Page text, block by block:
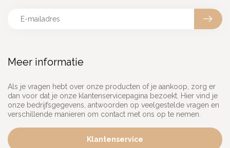
Meer informatie
Als je vragen hebt over onze producten of je aankoop, zorg er
dan voor dat je onze klantenservicepagina bezoekt. Hier vind je
onze bedrijfsgegevens, antwoorden op veelgestelde vragen en
verschillende manieren om contact met ons op te nemen.
Klantenservice